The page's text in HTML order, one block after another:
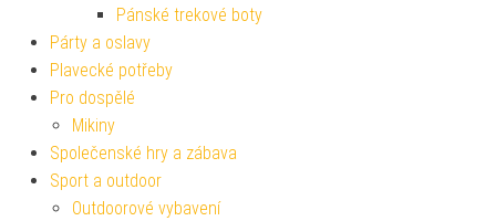
Pánské trekové boty
Párty a oslavy
Plavecké potřeby
Pro dospělé
Mikiny
Společenské hry a zábava
Sport a outdoor
Outdoorové vybavení